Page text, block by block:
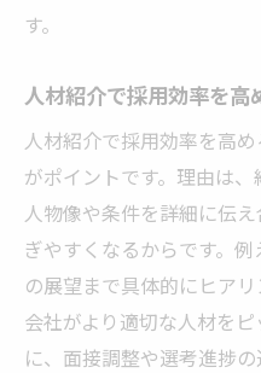
目
人材紹介と派遣の違
人材紹介と派
人材紹介サービ
人材紹介と派遣
人材紹介・派遣
人材紹介の流れ
す。
人材紹介で採用効率を高
人材紹介で採用効率を高
がポイントです。理由は
人物像や条件を詳細に伝
ぎやすくなるからです。
の展望まで具体的にヒア
会社がより適切な人材を
に、面接調整や選考進捗